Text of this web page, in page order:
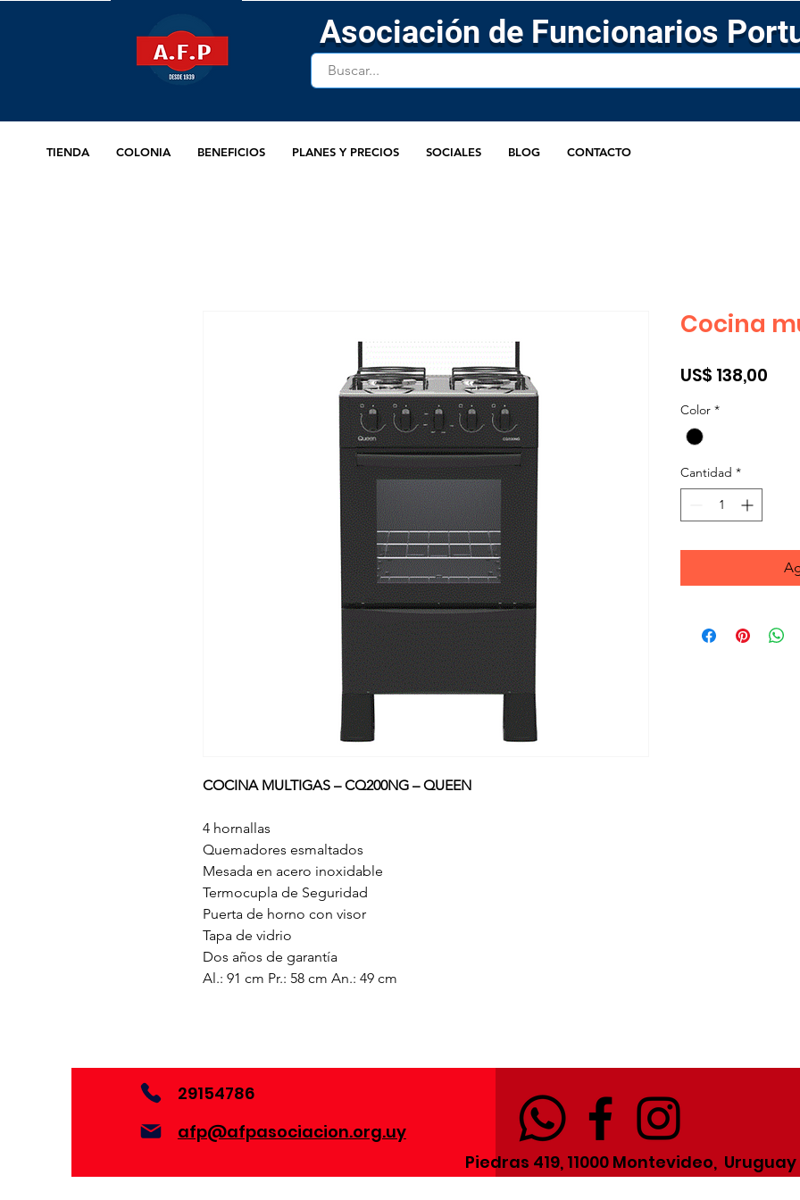
Asociación de Funcionarios
TIENDA COLONIA BENEFICIOS PLANES Y PRECIOS SOCIALES BLOG CONTACTO
COCINA MULTIGAS – CQ200NG – QUEEN
4 hornallas
Quemadores esmaltados
Mesada en acero inoxidable
Termocupla de Seguridad
Puerta de horno con visor
Tapa de vidrio
Dos años de garantía
Al.: 91 cm Pr.: 58 cm An.: 49 cm
Cocina
US$ 138,00
Color *
Cantidad *
29154786
afp@afpasociacion.org.uy
Piedras 419, 11000 Montevideo, Uruguay